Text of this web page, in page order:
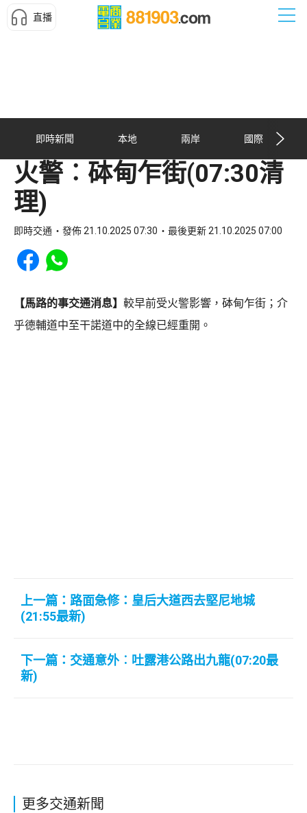
直播
即時新聞 本地 兩岸 國際
火警︰砵甸乍街(07:30清
理)
即時交通 發佈 21.10.2025 07:30 最後更新 21.10.2025 07:00
Share to Facebook
Share to WhatsApp
【馬路的事交通消息】 較早前受火警影響，砵甸乍街；介
乎德輔道中至干諾道中的全線已經重開。
上一篇：路面急修：皇后大道西去堅尼地城
(21:55最新)
下一篇：交通意外︰吐露港公路出九龍(07:20最
新)
更多交通新聞